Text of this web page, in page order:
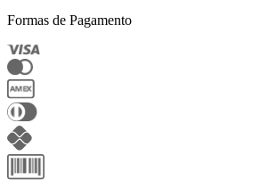
Formas de Pagamento